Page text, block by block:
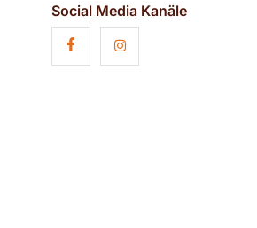
Social Media Kanäle